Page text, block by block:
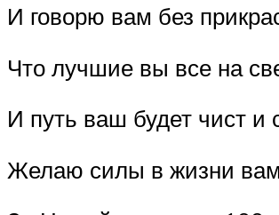
И говорю вам без
Что лучшие вы все на
И путь ваш будет чист и
Желаю силы в жизни